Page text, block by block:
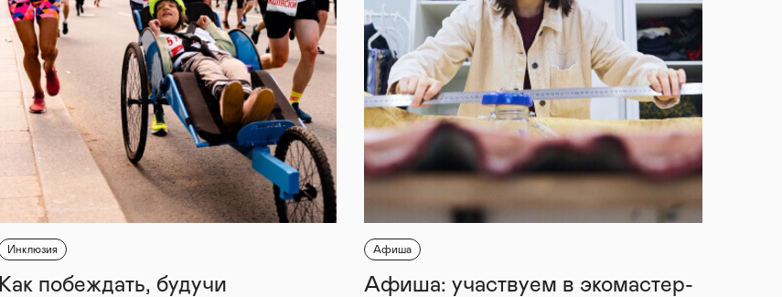
Инклюзия
Как побеждать, будучи
Афиша
Афиша: участвуем в экомастер-